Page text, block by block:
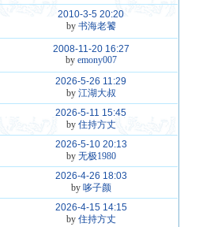
2010-3-5 20:20
by 书海老饕
2008-11-20 16:27
by emony007
2026-5-26 11:29
by 江湖大叔
2026-5-11 15:45
by 住持方丈
2026-5-10 20:13
by 无极1980
2026-4-26 18:03
by 哆子颜
2026-4-15 14:15
by 住持方丈